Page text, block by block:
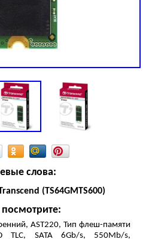
слова:
(TS64GMTS600)
AST220, Тип флеш-памяти
TLC, SATA 6Gb/s, 550Mb/s,